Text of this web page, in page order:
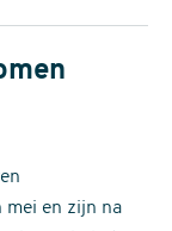
mei en zijn na